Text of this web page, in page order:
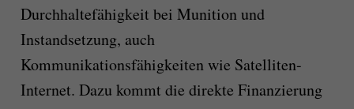
Durchhaltefähigkeit bei Munition und
Instandsetzung, auch
Kommunikationsfähigkeiten wie Satelliten-
Internet. Dazu kommt die direkte Finanzierung